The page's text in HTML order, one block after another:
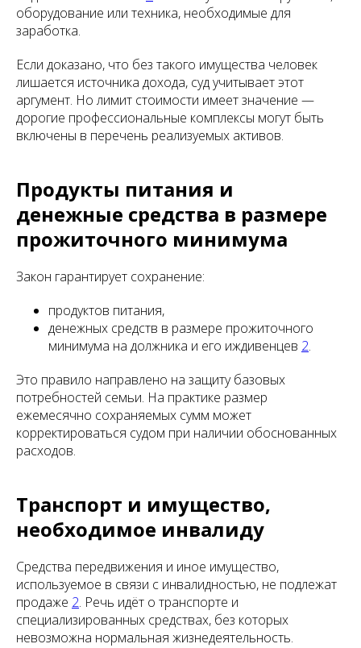
оборудование или техника, необходимые для
заработка.
Если доказано, что без такого имущества человек
лишается источника дохода, суд учитывает этот
аргумент. Но лимит стоимости имеет значение —
дорогие профессиональные комплексы могут быть
включены в перечень реализуемых активов.
Продукты питания и
денежные средства в размере
прожиточного минимума
Закон гарантирует сохранение:
продуктов питания,
денежных средств в размере прожиточного
минимума на должника и его иждивенцев 2.
Это правило направлено на защиту базовых
потребностей семьи. На практике размер
ежемесячно сохраняемых сумм может
корректироваться судом при наличии обоснованных
расходов.
Транспорт и имущество,
необходимое инвалиду
Средства передвижения и иное имущество,
используемое в связи с инвалидностью, не подлежат
продаже 2. Речь идёт о транспорте и
специализированных средствах, без которых
невозможна нормальная жизнедеятельность.